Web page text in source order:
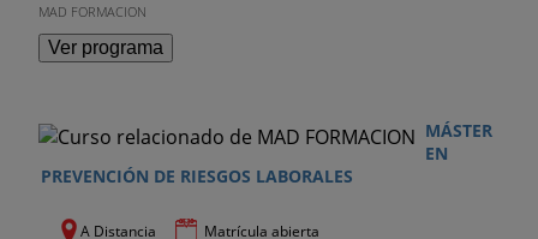
MAD FORMACION
Ver programa
MÁSTER
EN
PREVENCIÓN DE RIESGOS LABORALES
A Distancia Matrícula abierta